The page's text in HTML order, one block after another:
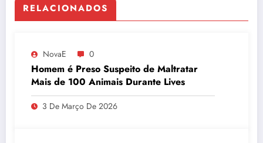
RELACIONADOS
NovaE 0
Homem é Preso Suspeito de Maltratar
Mais de 100 Animais Durante Lives
3 De Março De 2026